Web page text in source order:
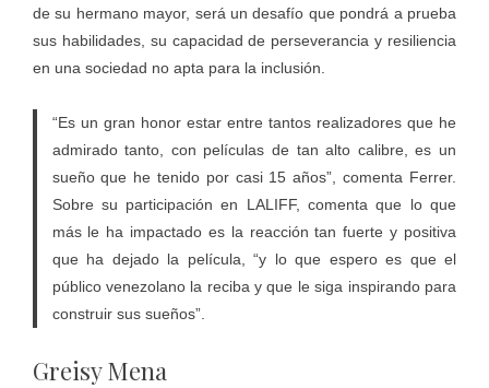
de su hermano mayor, será un desafío que pondrá a prueba
sus habilidades, su capacidad de perseverancia y resiliencia
en una sociedad no apta para la inclusión.
“Es un gran honor estar entre tantos realizadores que he
admirado tanto, con películas de tan alto calibre, es un
sueño que he tenido por casi 15 años”, comenta Ferrer.
Sobre su participación en LALIFF, comenta que lo que
más le ha impactado es la reacción tan fuerte y positiva
que ha dejado la película, “y lo que espero es que el
público venezolano la reciba y que le siga inspirando para
construir sus sueños”.
Greisy Mena